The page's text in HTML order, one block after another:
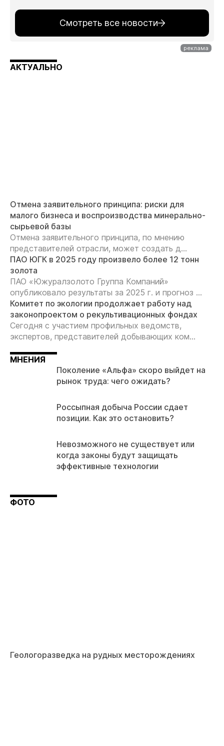
Смотреть все новости
АКТУАЛЬНО
Отмена заявительного принципа: риски для
малого бизнеса и воспроизводства минерально-
сырьевой базы
Отмена заявительного принципа, по мнению
представителей отрасли, может создать д...
ПАО ЮГК в 2025 году произвело более 12 тонн
золота
ПАО «Южуралзолото Группа Компаний»
опубликовало результаты за 2025 г. и прогноз ...
Комитет по экологии продолжает работу над
законопроектом о рекультивационных фондах
Сегодня с участием профильных ведомств,
экспертов, представителей добывающих ком...
МНЕНИЯ
Поколение «Альфа» скоро выйдет на
рынок труда: чего ожидать?
Россыпная добыча России сдает
позиции. Как это остановить?
Невозможного не существует или
когда законы будут защищать
эффективные технологии
ФОТО
Геологоразведка на рудных месторождениях